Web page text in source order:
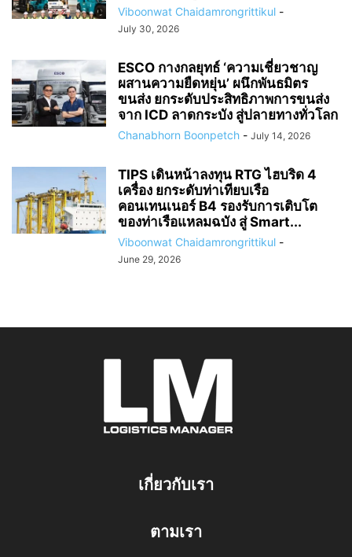
Viboonwat Chaidamrongrittikul -
July 30, 2026
ESCO กางกลยุทธ์ ‘ความเชี่ยวชาญ
ผสานความยืดหยุ่น’ ผนึกพันธมิตร
ขนส่ง ยกระดับประสิทธิภาพการขนส่ง
จาก ICD ลาดกระบัง สู่ปลายทางทั่วโลก
Chanabhorn Boonpetch - July 14, 2026
TIPS เดินหน้าลงทุน RTG ไฮบริด 4
เครื่อง ยกระดับท่าเทียบเรือ
คอนเทนเนอร์ B4 รองรับการเติบโต
ของท่าเรือแหลมฉบัง สู่ Smart...
Viboonwat Chaidamrongrittikul -
June 29, 2026
เกี่ยวกับเรา
ตามเรา